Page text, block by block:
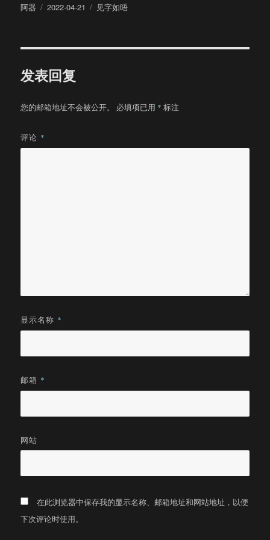
作
阿器
发
2022-04-21
分
见字如晤
发表回复
您的邮箱地址不会被公开。 必填项已用 * 标注
评论 *
显示名称 *
邮箱 *
网站
在此浏览器中保存我的显示名称、邮箱地址和网站地址，以便
下次评论时使用。